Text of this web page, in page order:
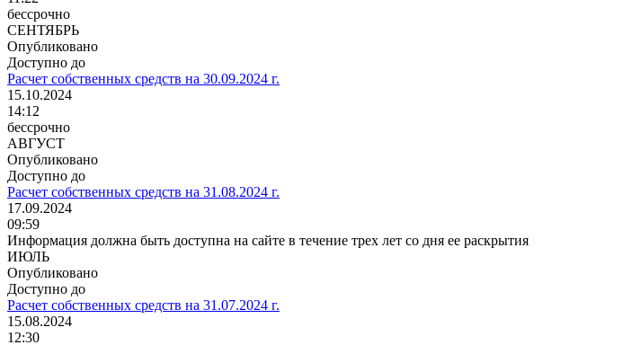
бессрочно
СЕНТЯБРЬ
Опубликовано
Доступно до
Расчет собственных средств на 30.09.2024 г.
15.10.2024
14:12
бессрочно
АВГУСТ
Опубликовано
Доступно до
Расчет собственных средств на 31.08.2024 г.
17.09.2024
09:59
Информация должна быть доступна на сайте в течение трех лет со дня ее раскрытия
ИЮЛЬ
Опубликовано
Доступно до
Расчет собственных средств на 31.07.2024 г.
15.08.2024
12:30